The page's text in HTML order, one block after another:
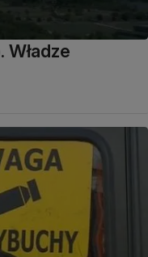
Władze